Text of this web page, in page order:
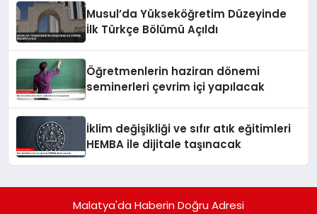
Musul’da Yükseköğretim Düzeyinde
İlk Türkçe Bölümü Açıldı
Öğretmenlerin haziran dönemi
seminerleri çevrim içi yapılacak
İklim değişikliği ve sıfır atık eğitimleri
HEMBA ile dijitale taşınacak
Malatya'da Haberin Doğru Adresi